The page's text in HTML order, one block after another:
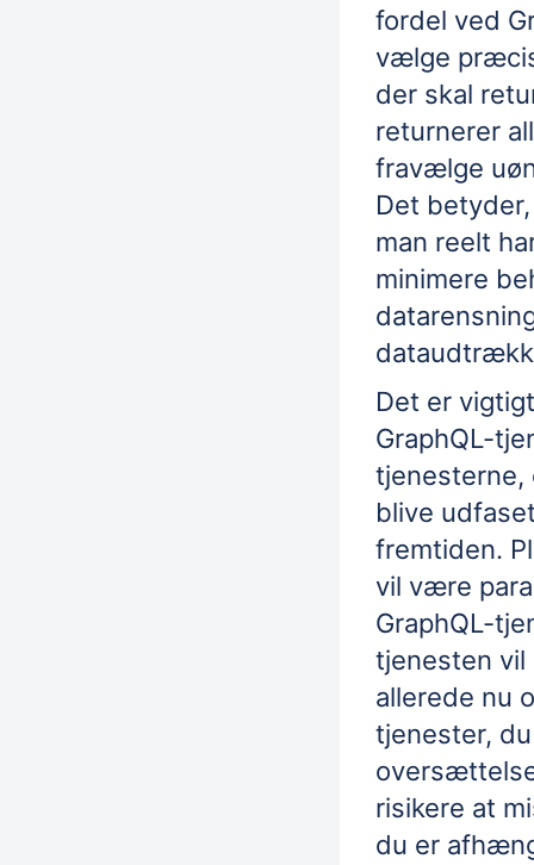
fordel ved
vælge
der skal
returnerer
fravælge
Det
man reelt
minimere
Det er
GraphQL-
tjenesterne,
blive
fremtiden.
vil være
GraphQL-
tjenesten vil
allerede nu
tjenester,
risikere at
du er